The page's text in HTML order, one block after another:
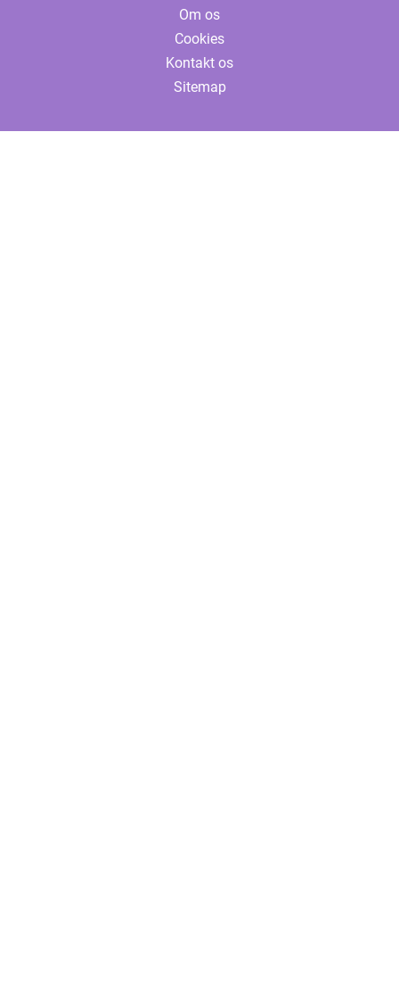
Om os
Cookies
Kontakt os
Sitemap